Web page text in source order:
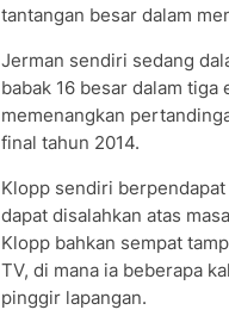
tantangan besar dalam
Jerman sendiri sedang
babak 16 besar dalam
memenangkan
final tahun 2014.
Klopp sendiri
dapat disalahkan atas
Klopp bahkan sempat
TV, di mana ia beberapa
pinggir lapangan.